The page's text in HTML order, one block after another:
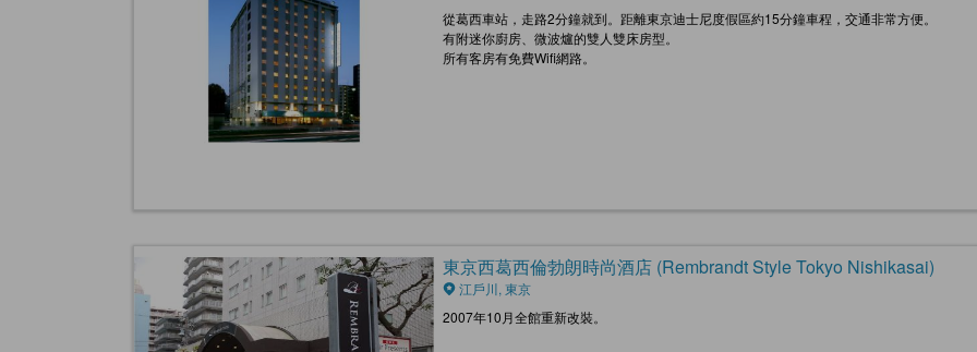
從葛西車站，走路2分鐘就到。距離東京迪士尼度假區約15分鐘車程，交通非常方便。
有附迷你廚房、微波爐的雙人雙床房型。
所有客房有免費Wifi網路。
東京西葛西倫勃朗時尚酒店 (Rembrandt Style Tokyo Nishikasai)
江戶川, 東京
2007年10月全館重新改裝。